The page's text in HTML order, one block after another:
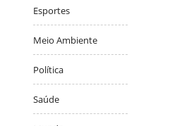
Esportes
Meio Ambiente
Política
Saúde